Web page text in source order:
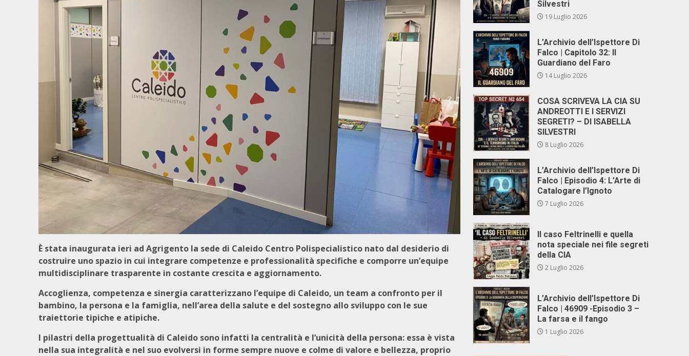
È stata inaugurata ieri ad Agrigento la sede di Caleido Centro Polispecialistico nato dal desiderio di
costruire uno spazio in cui integrare competenze e professionalità specifiche e comporre un’equipe
multidisciplinare trasparente in costante crescita e aggiornamento.
Accoglienza, competenza e sinergia caratterizzano l’equipe di Caleido, un team a confronto per il
bambino, la persona e la famiglia, nell’area della salute e del sostegno allo sviluppo con le sue
traiettorie tipiche e atipiche.
I pilastri della progettualità di Caleido sono infatti la centralità e l’unicità della persona: essa è vista
nella sua integralità e nel suo evolversi in forme sempre nuove e colme di valore e bellezza, proprio
Silvestri
19 Luglio 2026
L’Archivio dell’Ispettore Di
Falco | Capitolo 32: Il
Guardiano del Faro
14 Luglio 2026
COSA SCRIVEVA LA CIA SU
ANDREOTTI E I SERVIZI
SEGRETI? – DI ISABELLA
SILVESTRI
8 Luglio 2026
L’Archivio dell’Ispettore Di
Falco | Episodio 4: L’Arte di
Catalogare l’Ignoto
7 Luglio 2026
Il caso Feltrinelli e quella
nota speciale nei file segreti
della CIA
2 Luglio 2026
L’Archivio dell’Ispettore Di
Falco | 46909 -Episodio 3 –
La farsa e il fango
1 Luglio 2026